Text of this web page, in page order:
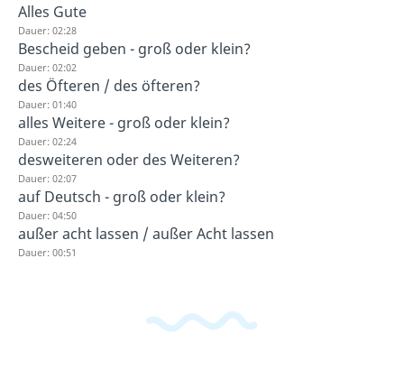
Alles Gute
Dauer: 02:28
Bescheid geben - groß oder klein?
Dauer: 02:02
des Öfteren / des öfteren?
Dauer: 01:40
alles Weitere - groß oder klein?
Dauer: 02:24
desweiteren oder des Weiteren?
Dauer: 02:07
auf Deutsch - groß oder klein?
Dauer: 04:50
außer acht lassen / außer Acht lassen
Dauer: 00:51